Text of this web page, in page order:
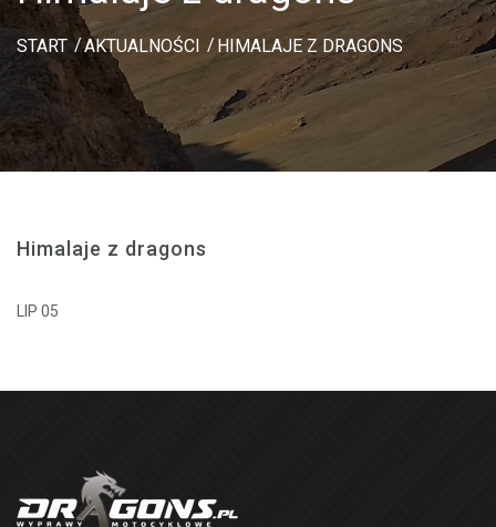
START AKTUALNOŚCI HIMALAJE Z DRAGONS
Himalaje z dragons
LIP 05